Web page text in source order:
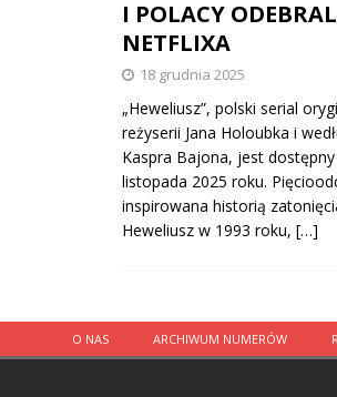
I POLACY
NETFLIXA
18 grudnia 2025
„Heweliusz”, polski serial
reżyserii Jana Holoubka i
Kaspra Bajona, jest
listopada 2025 roku.
inspirowana historią
Heweliusz w 1993 roku, […]
O NAS ARCHIWUM NUMERÓW